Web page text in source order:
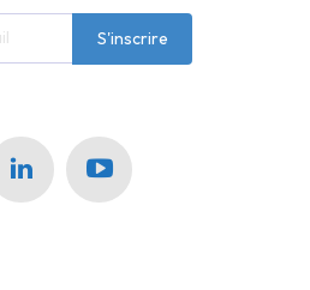
S'inscrire